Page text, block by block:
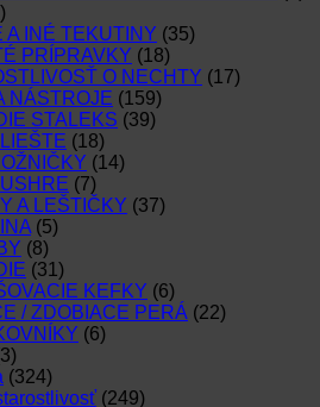
A INÉ TEKUTINY (35)
PRÍPRAVKY (18)
O NECHTY (17)
NÁSTROJE (159)
STALEKS (39)
(18)
(14)
(7)
A LEŠTIČKY (37)
(5)
(8)
(31)
KEFKY (6)
/ ZDOBIACE PERÁ (22)
(6)
(324)
(249)